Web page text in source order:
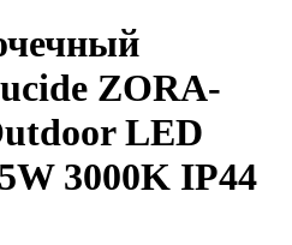
ZORA-
LED
3000K IP44